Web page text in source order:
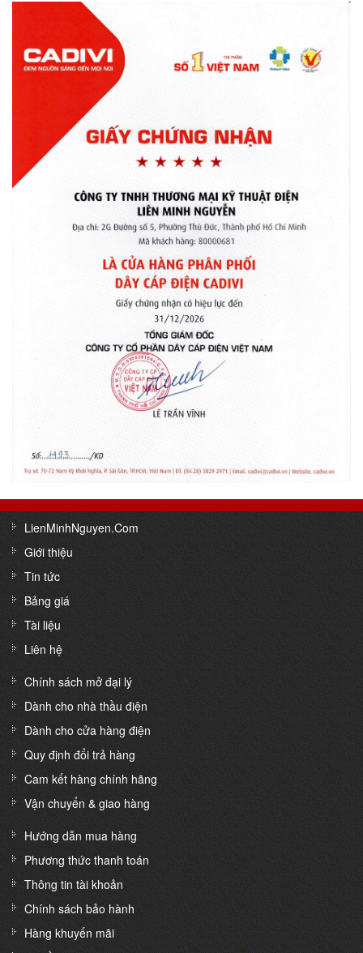
LienMinhNguyen.Com
Giới thiệu
Tin tức
Bảng giá
Tài liệu
Liên hệ
Chính sách mở đại lý
Dành cho nhà thầu điện
Dành cho cửa hàng điện
Quy định đổi trả hàng
Cam kết hàng chính hãng
Vận chuyển & giao hàng
Hướng dẫn mua hàng
Phương thức thanh toán
Thông tin tài khoản
Chính sách bảo hành
Hàng khuyến mãi